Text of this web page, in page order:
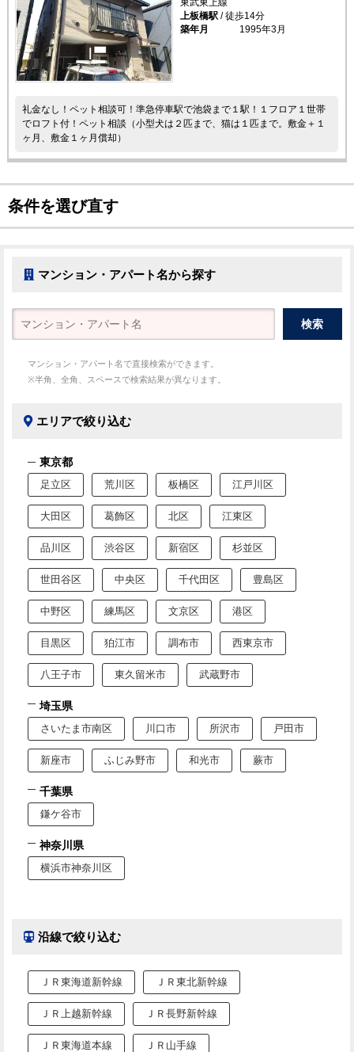
東武東上線
上板橋駅 / 徒歩14分
築年月
1995年3月
礼金なし！ペット相談可！準急停車駅で池袋まで１駅！１フロア１世帯
でロフト付！ペット相談（小型犬は２匹まで、猫は１匹まで。敷金＋１
ヶ月、敷金１ヶ月償却）
条件を選び直す
マンション・アパート名から探す
マンション・アパート名で直接検索ができます。
※半角、全角、スペースで検索結果が異なります。
エリアで絞り込む
東京都
足立区 荒川区 板橋区 江戸川区
大田区 葛飾区 北区 江東区
品川区 渋谷区 新宿区 杉並区
世田谷区 中央区 千代田区 豊島区
中野区 練馬区 文京区 港区
目黒区 狛江市 調布市 西東京市
八王子市 東久留米市 武蔵野市
埼玉県
さいたま市南区 川口市 所沢市 戸田市
新座市 ふじみ野市 和光市 蕨市
千葉県
鎌ケ谷市
神奈川県
横浜市神奈川区
沿線で絞り込む
ＪＲ東海道新幹線 ＪＲ東北新幹線
ＪＲ上越新幹線 ＪＲ長野新幹線
ＪＲ東海道本線 ＪＲ山手線